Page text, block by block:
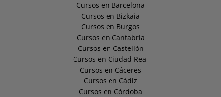
Cursos en Barcelona
Cursos en Bizkaia
Cursos en Burgos
Cursos en Cantabria
Cursos en Castellón
Cursos en Ciudad Real
Cursos en Cáceres
Cursos en Cádiz
Cursos en Córdoba